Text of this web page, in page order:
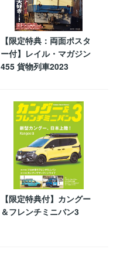
【限定特典：両面ポスタ
ー付】レイル・マガジン
455 貨物列車2023
【限定特典付】カングー
＆フレンチミニバン3